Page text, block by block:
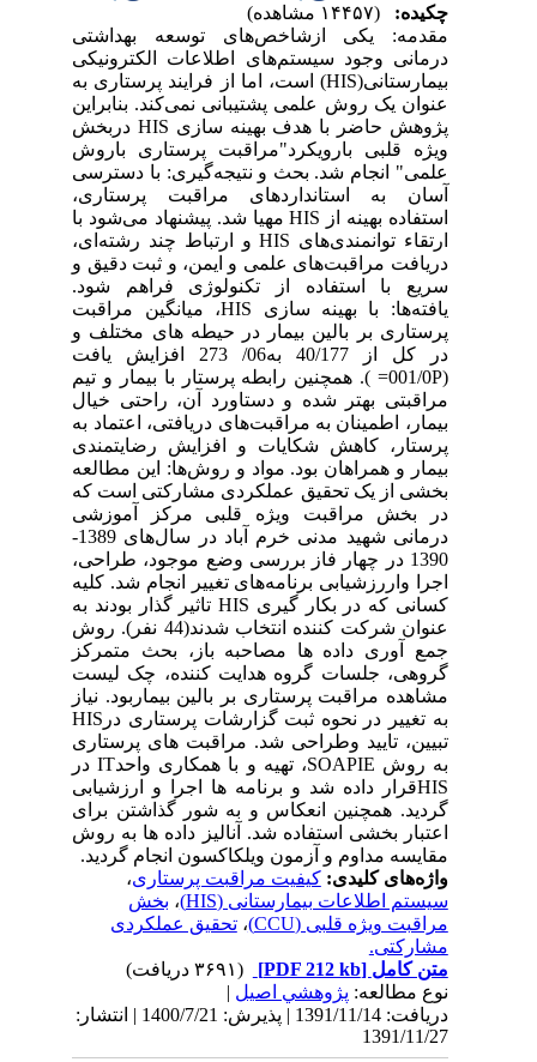
چکیده:
مقدمه: یکی ازشاخص‌های توسعه بهداشتی
درمانی وجود سیستم‌های اطلاعات الکترونیکی
بیمارستانی(HIS) است، اما از فرایند پرستاری به
عنوان یک روش علمی پشتیبانی نمی‌کند. بنابراین
پژوهش حاضر با هدف بهینه سازی HIS دربخش
ویژه قلبی بارویکرد"مراقبت پرستاری باروش
علمی" انجام شد. بحث و نتیجه‌گیری: با دسترسی
آسان به استانداردهای مراقبت پرستاری،
استفاده بهینه از HIS مهیا شد. پیشنهاد می‌شود با
ارتقاء توانمندی‌های HIS و ارتباط چند رشته‌ای،
دریافت مراقبت‌های علمی و ایمن، و ثبت دقیق و
سریع با استفاده از تکنولوژی فراهم شود.
یافته‌ها: با بهینه سازی HIS، میانگین مراقبت
پرستاری بر بالین بیمار در حیطه های مختلف و
در کل از 40/177 به06/ 273 افزایش یافت
(001/0P= ). همچنین رابطه پرستار با بیمار و تیم
مراقبتی بهتر شده و دستاورد آن، راحتی خیال
بیمار، اطمینان به مراقبت‌های دریافتی، اعتماد به
پرستار، کاهش شکایات و افزایش رضایتمندی
بیمار و همراهان بود. مواد و روش‌ها: این مطالعه
بخشی از یک تحقیق عملکردی مشارکتی است که
در بخش مراقبت ویژه قلبی مرکز آموزشی
درمانی شهید مدنی خرم آباد در سال‌های 1389-
1390 در چهار فاز بررسی وضع موجود، طراحی،
اجرا واررزشیابی برنامه‌های تغییر انجام شد. کلیه
کسانی که در بکار گیری HIS تاثیر گذار بودند به
عنوان شرکت کننده انتخاب شدند(44 نفر). روش
جمع آوری داده ها مصاحبه باز، بحث متمرکز
گروهی، جلسات گروه هدایت کننده، چک لیست
مشاهده مراقبت پرستاری بر بالین بیماربود. نیاز
به تغییر در نحوه ثبت گزارشات پرستاری درHIS
تبیین، تایید وطراحی شد. مراقبت های پرستاری
به روش SOAPIE، تهیه و با همکاری واحدIT در
HISقرار داده شد و برنامه ها اجرا و ارزشیابی
گردید. همچنین انعکاس و به شور گذاشتن برای
اعتبار بخشی استفاده ‌شد. آنالیز داده ها به روش
مقایسه مداوم و آزمون ویلکاکسون انجام گردید.
واژه‌های کلیدی:کیفیت مراقبت پرستاری،
سیستم اطلاعات بیمارستانی (HIS)
،بخش
مراقبت ویژه قلبی (CCU)
،تحقیق عملکردی
مشارکتی.
متن کامل[PDF 212 kb]
نوع مطالعه:پژوهشي اصیل|
دریافت: 1391/11/14 | پذیرش: 1400/7/21 | انتشار:
1391/11/27